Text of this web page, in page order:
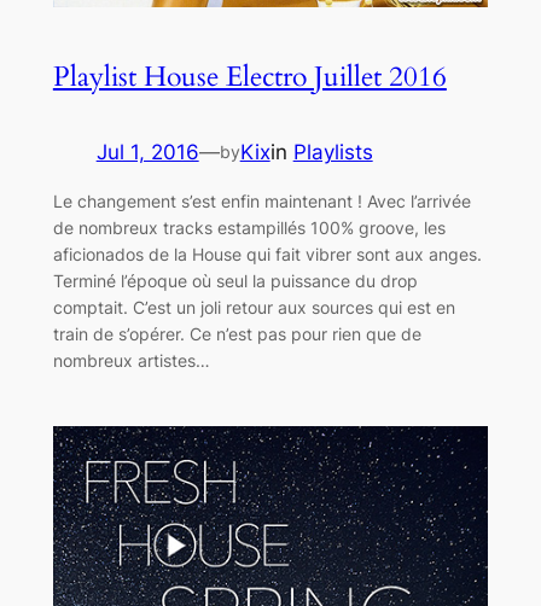
Playlist House Electro Juillet 2016
Jul 1, 2016—byKixin Playlists
Le changement s’est enfin maintenant ! Avec l’arrivée
de nombreux tracks estampillés 100% groove, les
aficionados de la House qui fait vibrer sont aux anges.
Terminé l’époque où seul la puissance du drop
comptait. C’est un joli retour aux sources qui est en
train de s’opérer. Ce n’est pas pour rien que de
nombreux artistes…